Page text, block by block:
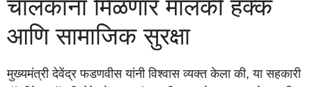
चालकांना मिळणार मालकी हक्क
आणि सामाजिक सुरक्षा
मुख्यमंत्री देवेंद्र फडणवीस यांनी विश्वास व्यक्त केला की, या सहकारी